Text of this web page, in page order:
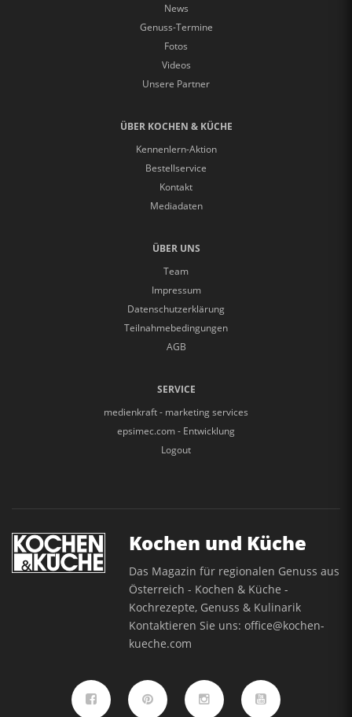
News
Genuss-Termine
Fotos
Videos
Unsere Partner
ÜBER KOCHEN & KÜCHE
Kennenlern-Aktion
Bestellservice
Kontakt
Mediadaten
ÜBER UNS
Team
Impressum
Datenschutzerklärung
Teilnahmebedingungen
AGB
SERVICE
medienkraft - marketing services
epsimec.com - Entwicklung
Logout
Kochen und Küche
Das Magazin für regionalen Genuss aus
Österreich - Kochen & Küche -
Kochrezepte, Genuss & Kulinarik
Kontaktieren Sie uns:office@kochen-
kueche.com